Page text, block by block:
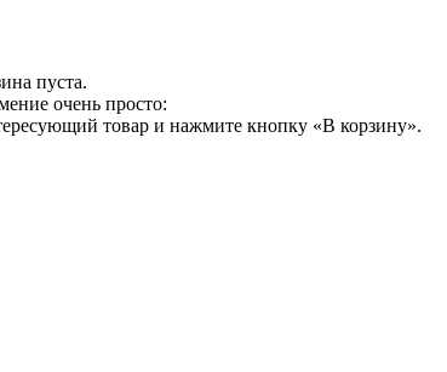
пуста.
очень просто:
товар и нажмите кнопку «В корзину».